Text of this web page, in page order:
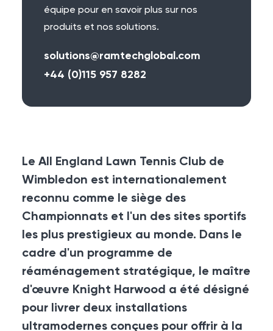
Le All England Lawn Tennis Club de
Wimbledon est internationalement
reconnu comme le siège des
Championnats et l'un des sites sportifs
les plus prestigieux au monde. Dans le
cadre d'un programme de
réaménagement stratégique, le maître
d'œuvre Knight Harwood a été désigné
pour livrer deux installations
ultramodernes conçues pour offrir à la
équipe pour en savoir plus sur nos
produits et nos solutions.
solutions@ramtechglobal.com
+44 (0)115 957 8282